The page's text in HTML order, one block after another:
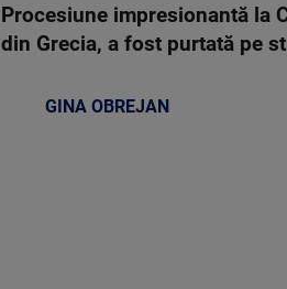
Procesiune impresionantă la
din Grecia, a fost purtată pe
GINA OBREJAN